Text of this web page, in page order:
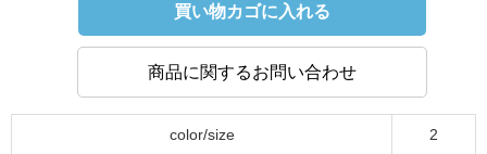
買い物カゴに入れる
商品に関するお問い合わせ
color/size 2